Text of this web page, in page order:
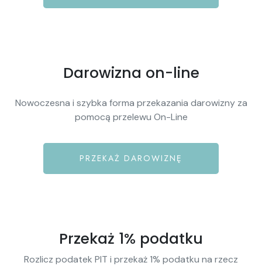
Darowizna on-line
Nowoczesna i szybka forma przekazania darowizny za
pomocą przelewu On-Line
PRZEKAŻ DAROWIZNĘ
Przekaż 1% podatku
Rozlicz podatek PIT i przekaż 1% podatku na rzecz